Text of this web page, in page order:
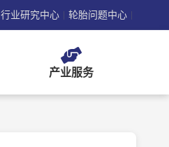
行业研究中心 | 轮胎问题中心 |
产业服务